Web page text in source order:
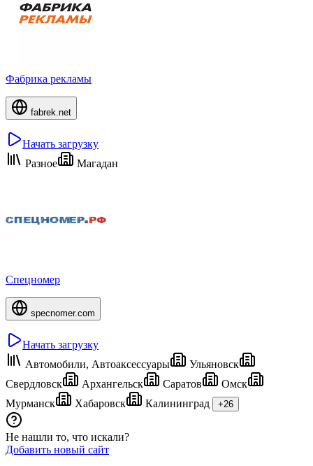
Фабрика рекламы
fabrek.net
Начать загрузку
Разное
Магадан
Спецномер
specnomer.com
Начать загрузку
Автомобили, Автоаксессуары
Ульяновск
Свердловск
Архангельск Саратов
Омск
Мурманск
Хабаровск Калининград +26
Не нашли то, что искали?
Добавить новый сайт